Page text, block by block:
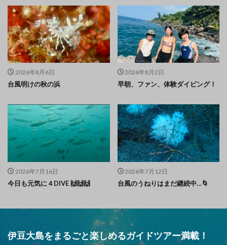
2026年8月6日
台風明けの秋の浜
2026年8月2日
早朝、ファン、体験ダイビング！
2026年7月16日
今日も元気に４DIVE 🙌🙌🙌
2026年7月12日
台風のうねりはまだ継続中…🌀
伊豆大島をまるごと楽しめるガイドツアー満載！